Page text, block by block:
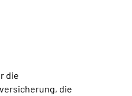
die
die